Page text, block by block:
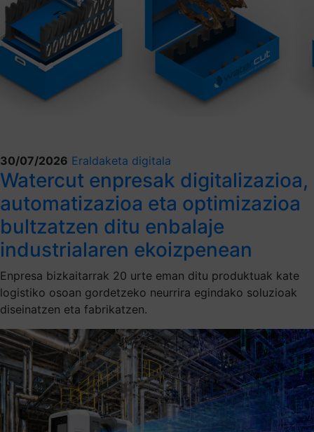
30/07/2026 Eraldaketa digitala
Watercut enpresak digitalizazioa,
automatizazioa eta optimizazioa
bultzatzen ditu enbalaje
industrialaren ekoizpenean
Enpresa bizkaitarrak 20 urte eman ditu produktuak kate
logistiko osoan gordetzeko neurrira egindako soluzioak
diseinatzen eta fabrikatzen.